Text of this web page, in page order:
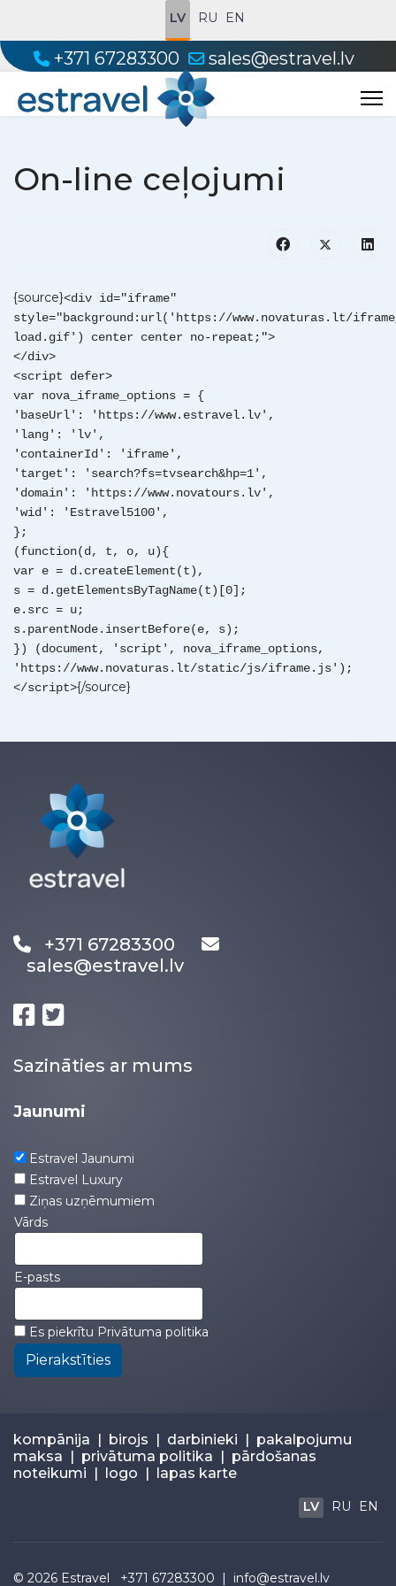
LV RU EN
+371 67283300 sales@estravel.lv
On-line ceļojumi
{source}<div id="iframe"
style="background:url('https://www.novaturas.lt/
load.gif') center center no-repeat;">
</div>
<script defer>
var nova_iframe_options = {
'baseUrl': 'https://www.estravel.lv',
'lang': 'lv',
'containerId': 'iframe',
'target': 'search?fs=tvsearch&hp=1',
'domain': 'https://www.novatours.lv',
'wid': 'Estravel5100',
};
(function(d, t, o, u){
var e = d.createElement(t),
s = d.getElementsByTagName(t)[0];
e.src = u;
s.parentNode.insertBefore(e, s);
}) (document, 'script', nova_iframe_options,
'https://www.novaturas.lt/static/js/iframe.js');
</script>{/source}
+371 67283300
sales@estravel.lv
Sazināties ar mums
Jaunumi
Estravel Jaunumi
Estravel Luxury
Ziņas uzņēmumiem
Vārds
E-pasts
Es piekrītu Privātuma politika
Pierakstīties
kompānija | birojs | darbinieki | pakalpojumu
maksa | privātuma politika | pārdošanas
noteikumi | logo | lapas karte
LV RU EN
© 2026 Estravel +371 67283300 | info@estravel.lv